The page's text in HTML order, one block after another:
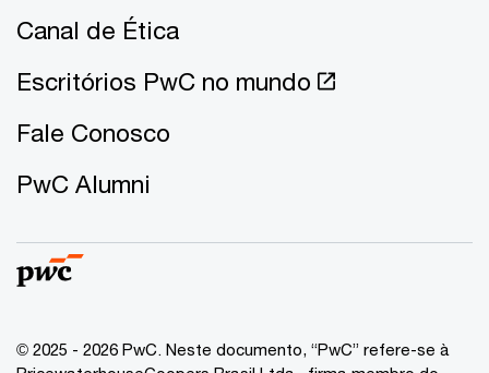
Canal de Ética
Escritórios PwC no mundo
Fale Conosco
PwC Alumni
© 2025 - 2026 PwC. Neste documento, “PwC” refere-se à